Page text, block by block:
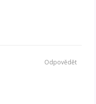
Odpovědět